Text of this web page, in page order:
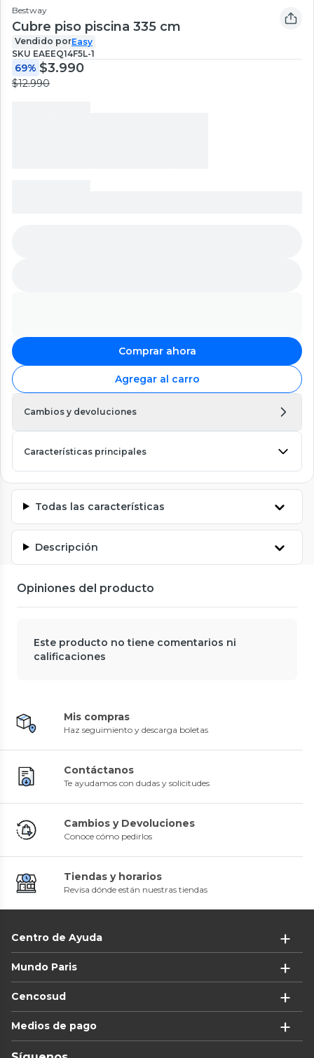
Bestway
Cubre piso piscina 335 cm
Vendido porEasy
SKU EAEEQ14F5L-1
69% $3.990
$12.990
Comprar ahora
Agregar al carro
Cambios y devoluciones
Características principales
Todas las características
Descripción
Opiniones del producto
Este producto no tiene comentarios ni
calificaciones
Mis compras
Haz seguimiento y descarga boletas
Contáctanos
Te ayudamos con dudas y solicitudes
Cambios y Devoluciones
Conoce cómo pedirlos
Tiendas y horarios
Revisa dónde están nuestras tiendas
Centro de Ayuda
Mundo Paris
Cencosud
Medios de pago